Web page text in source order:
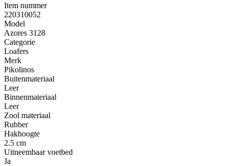
Item nummer
220310052
Model
Azores 3128
Categorie
Loafers
Merk
Pikolinos
Buitenmateriaal
Leer
Binnenmateriaal
Leer
Zool materiaal
Rubber
Hakhoogte
2.5 cm
Uitneembaar voetbed
Ja